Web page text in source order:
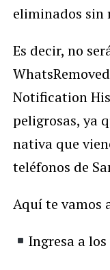
eliminados sin
Es decir, no
Notification
peligrosas, ya
nativa que
teléfonos de
Aquí te vamos
Ingresa a